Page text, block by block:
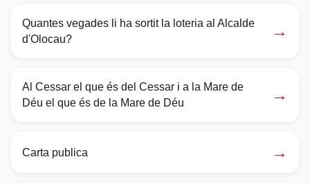
Quantes vegades li ha sortit la loteria al Alcalde
d'Olocau?
→
Al Cessar el que és del Cessar i a la Mare de
Déu el que és de la Mare de Déu
→
Carta publica →